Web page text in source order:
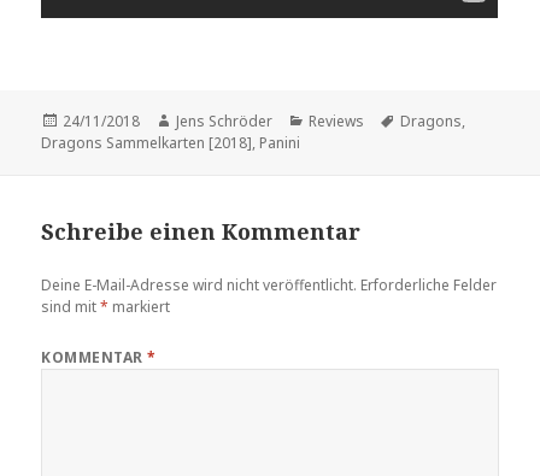
Veröffentlicht
am
24/11/2018 Autor
Jens Schröder Kategorien
Reviews Schlagwörter
Dragons,
Dragons Sammelkarten [2018], Panini
Schreibe einen Kommentar
Deine E-Mail-Adresse wird nicht veröffentlicht. Erforderliche Felder
sind mit* markiert
KOMMENTAR*